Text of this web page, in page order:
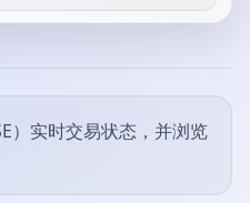
）实时交易状态，并浏览